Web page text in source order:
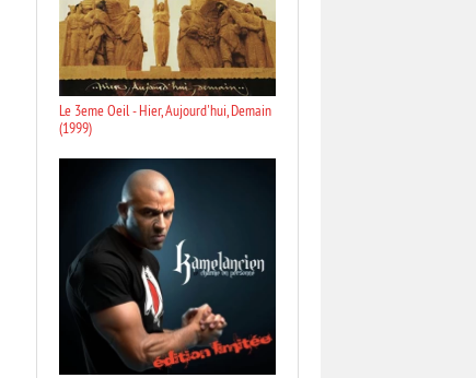
Le 3eme Oeil - Hier, Aujourd'hui, Demain
(1999)